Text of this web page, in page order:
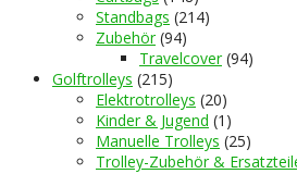
Standbags (214)
Zubehör (94)
Travelcover (94)
Golftrolleys (215)
Elektrotrolleys (20)
Kinder & Jugend (1)
Manuelle Trolleys (25)
Trolley-Zubehör &